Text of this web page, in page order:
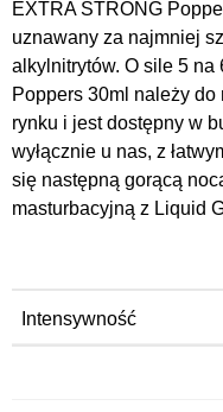
EXTRA STRONG
uznawany za najmniej
alkylnitrytów. O sile 5
Poppers 30ml należy
rynku i jest dostępny w
wyłącznie u nas, z
się następną gorącą
masturbacyjną z Liquid
Intensywność